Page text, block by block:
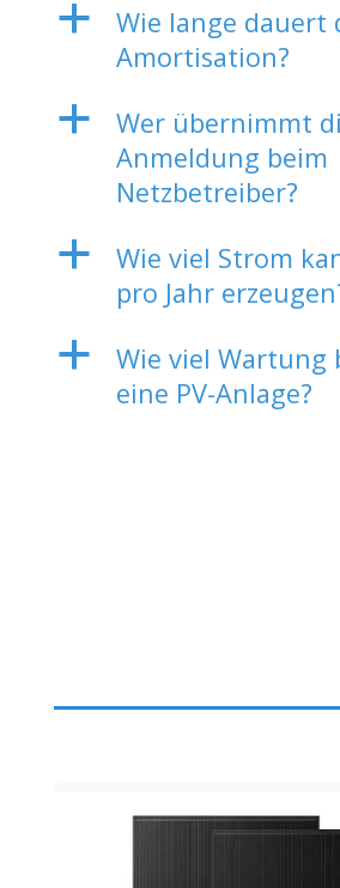
a
Wie lange dauert
Amortisation?
a
Wer übernimmt
Anmeldung beim
Netzbetreiber?
a
Wie viel Strom
pro Jahr
a
Wie viel Wartung
eine PV-Anlage?